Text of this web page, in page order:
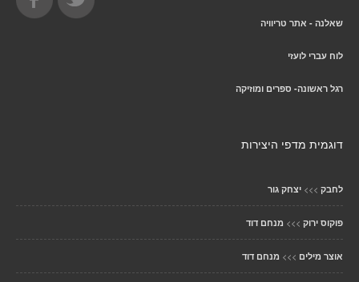
שאלנה - אתר טריוויה
לוח עברי לועזי
רגל ראשונה- ספרים ומוזיקה
דוגמית מדפי היצירות
לחבק >>> יצחק גור
פוקוס ירוק >>> מנחם דוד
אוצר מילים >>> מנחם דוד